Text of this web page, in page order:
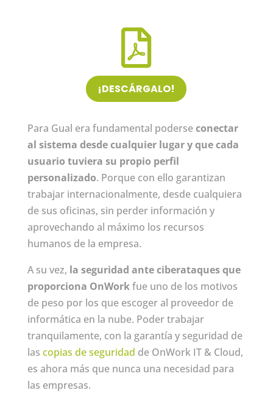

¡DESCÁRGALO!
Para Gual era fundamental poderseconectar
al sistema desde cualquier lugar y que cada
usuario tuviera su propio perfil
personalizado. Porque con ello garantizan
trabajar internacionalmente, desde cualquiera
de sus oficinas, sin perder información y
aprovechando al máximo los recursos
humanos de la empresa.
A su vez, la seguridad ante ciberataques que
proporciona OnWorkfue uno de los motivos
de peso por los que escoger al proveedor de
informática en la nube. Poder trabajar
tranquilamente, con la garantía y seguridad de
las copias de seguridad de OnWork IT & Cloud,
es ahora más que nunca una necesidad para
las empresas.